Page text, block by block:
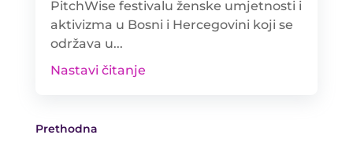
PitchWise festivalu ženske umjetnosti i
aktivizma u Bosni i Hercegovini koji se
održava u...
Nastavi čitanje
Prethodna